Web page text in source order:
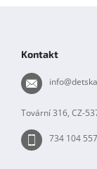
Kontakt
info@
Tovární 316, CZ-
734 104 557